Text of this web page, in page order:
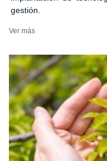
gestión.
Ver más